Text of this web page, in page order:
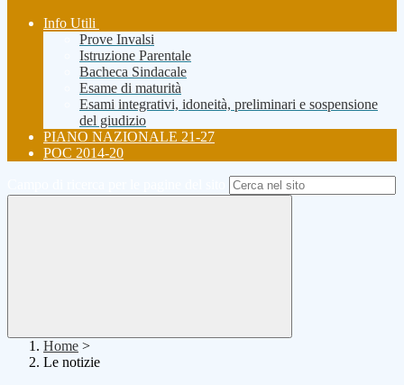
Info Utili
Prove Invalsi
Istruzione Parentale
Bacheca Sindacale
Esame di maturità
Esami integrativi, idoneità, preliminari e sospensione
del giudizio
PIANO NAZIONALE 21-27
POC 2014-20
Home >
Le notizie